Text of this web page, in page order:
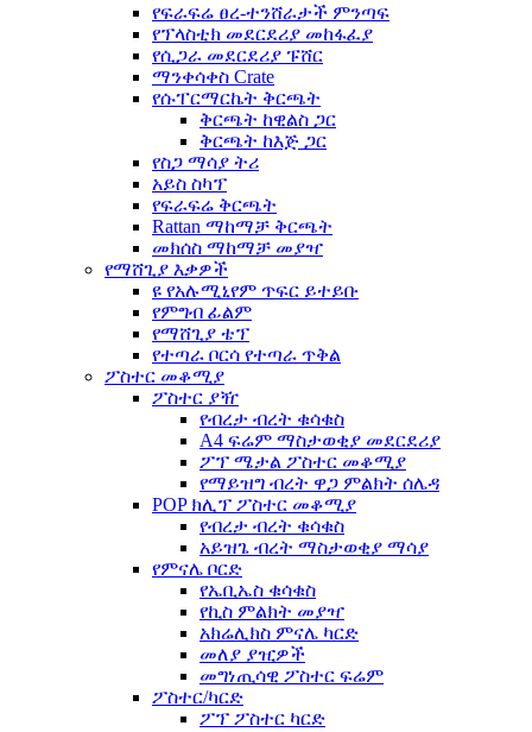
የፍራፍሬ ፀረ-ተንሸራታች ምንጣፍ
የፕላስቲክ መደርደሪያ መከፋፈያ
የሲጋራ መደርደሪያ ፑሸር
ማንቀሳቀስ Crate
የሱፐርማርኬት ቅርጫት
ቅርጫት ከዊልስ ጋር
ቅርጫት ከእጅ ጋር
የስጋ ማሳያ ትሪ
አይስ ስካፕ
የፍራፍሬ ቅርጫት
Rattan ማከማቻ ቅርጫት
መክሰስ ማከማቻ መያዣ
የማሸጊያ እቃዎች
ዩ የአሉሚኒየም ጥፍር ይተይቡ
የምግብ ፊልም
የማሸጊያ ቴፕ
የተጣራ ቦርሳ የተጣራ ጥቅል
ፖስተር መቆሚያ
ፖስተር ያዥ
የብረታ ብረት ቁሳቁስ
A4 ፍሬም ማስታወቂያ መደርደሪያ
ፖፕ ሜታል ፖስተር መቆሚያ
የማይዝግ ብረት ዋጋ ምልክት ሰሌዳ
POP ክሊፕ ፖስተር መቆሚያ
የብረታ ብረት ቁሳቁስ
አይዝጌ ብረት ማስታወቂያ ማሳያ
የምናሌ ቦርድ
የኤቢኤስ ቁሳቁስ
የኪስ ምልክት መያዣ
አክሬሊክስ ምናሌ ካርድ
መለያ ያዢዎች
መግነጢሳዊ ፖስተር ፍሬም
ፖስተር/ካርድ
ፖፕ ፖስተር ካርድ